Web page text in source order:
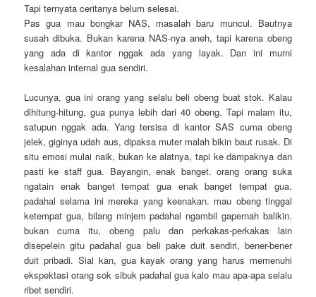
Tapi ternyata ceritanya belum selesai.
Pas gua mau bongkar NAS, masalah baru muncul. Bautnya
susah dibuka. Bukan karena NAS-nya aneh, tapi karena obeng
yang ada di kantor nggak ada yang layak. Dan ini murni
kesalahan internal gua sendiri.
Lucunya, gua ini orang yang selalu beli obeng buat stok. Kalau
dihitung-hitung, gua punya lebih dari 40 obeng. Tapi malam itu,
satupun nggak ada. Yang tersisa di kantor SAS cuma obeng
jelek, giginya udah aus, dipaksa muter malah bikin baut rusak. Di
situ emosi mulai naik, bukan ke alatnya, tapi ke dampaknya dan
pasti ke staff gua. Bayangin, enak banget. orang orang suka
ngatain enak banget tempat gua enak banget tempat gua.
padahal selama ini mereka yang keenakan. mau obeng tinggal
ketempat gua, bilang minjem padahal ngambil gapernah balikin.
bukan cuma itu, obeng palu dan perkakas-perkakas lain
disepelein gitu padahal gua beli pake duit sendiri, bener-bener
duit pribadi. Sial kan, gua kayak orang yang harus memenuhi
ekspektasi orang sok sibuk padahal gua kalo mau apa-apa selalu
ribet sendiri.